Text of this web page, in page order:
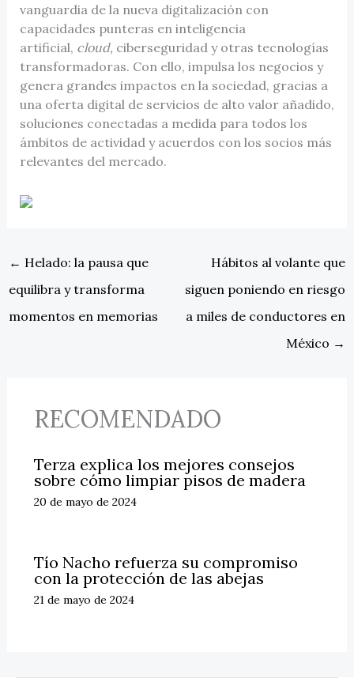
vanguardia de la nueva digitalización con
capacidades punteras en inteligencia
artificial, cloud, ciberseguridad y otras tecnologías
transformadoras. Con ello, impulsa los negocios y
genera grandes impactos en la sociedad, gracias a
una oferta digital de servicios de alto valor añadido,
soluciones conectadas a medida para todos los
ámbitos de actividad y acuerdos con los socios más
relevantes del mercado.
← Helado: la pausa que
equilibra y transforma
momentos en memorias
Hábitos al volante que
siguen poniendo en riesgo
a miles de conductores en
México →
RECOMENDADO
Terza explica los mejores consejos
sobre cómo limpiar pisos de madera
20 de mayo de 2024
Tío Nacho refuerza su compromiso
con la protección de las abejas
21 de mayo de 2024